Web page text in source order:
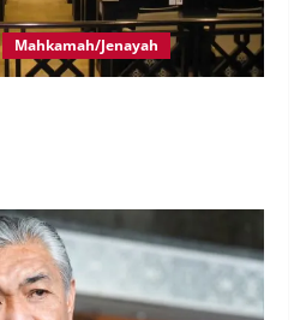
Mahkamah/Jenayah